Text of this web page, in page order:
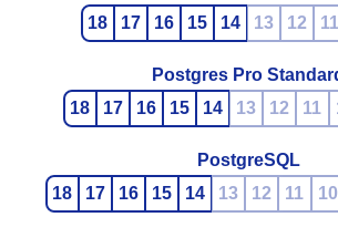
18
17 16 15 14 13 12 11
Postgres Pro
18
17 16 15 14 13 12 11
PostgreSQL
18
17 16 15 14 13 12 11 10